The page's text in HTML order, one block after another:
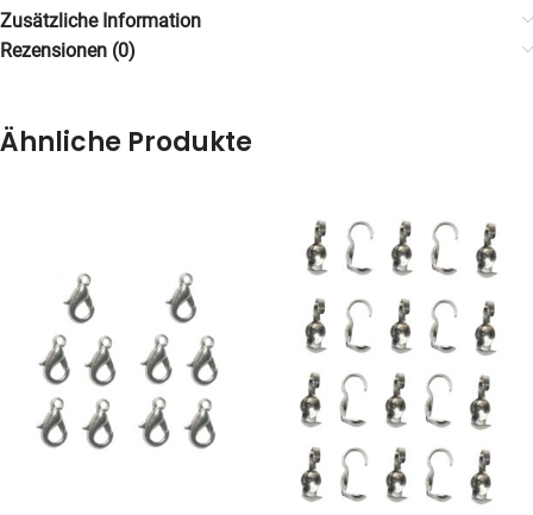
Zusätzliche Information
Rezensionen (0)
Ähnliche Produkte